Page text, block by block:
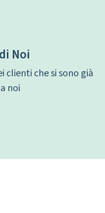
Noi
clienti che si sono già
noi